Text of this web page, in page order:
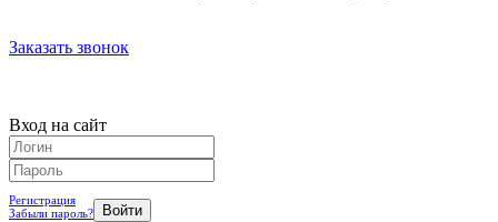
Заказать звонок
Вход на сайт
Регистрация
Забыли пароль?